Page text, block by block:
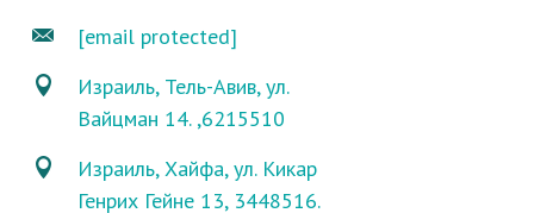
[email protected]
Израиль, Тель-Авив, ул.
Вайцман 14. ,6215510
Израиль, Хайфа, ул. Кикар
Генрих Гейне 13, 3448516.